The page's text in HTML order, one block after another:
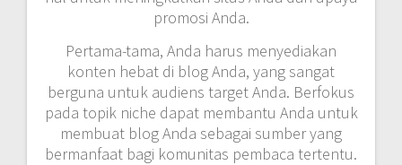
promosi Anda.
Pertama-tama, Anda harus menyediakan
konten hebat di blog Anda, yang sangat
berguna untuk audiens target Anda. Berfokus
pada topik niche dapat membantu Anda untuk
membuat blog Anda sebagai sumber yang
bermanfaat bagi komunitas pembaca tertentu.